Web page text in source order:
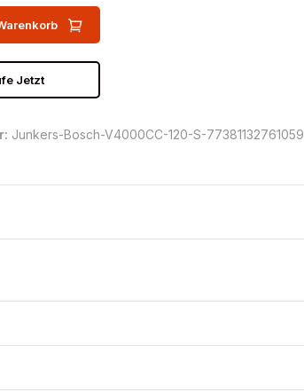
Jetzt
Junkers-Bosch-V4000CC-120-S-77381132761059